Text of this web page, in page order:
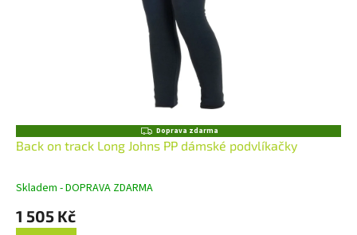
Z
A
A
Doprava zdarma
Back on track Long Johns PP dámské podvlíkačky
Skladem - DOPRAVA ZDARMA
1 505 Kč